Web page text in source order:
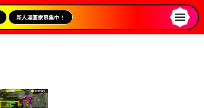
新人漫画家募集中！